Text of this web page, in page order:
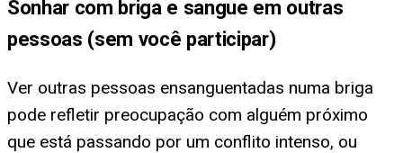
Sonhar com briga e sangue em outras
pessoas (sem você participar)
Ver outras pessoas ensanguentadas numa briga
pode refletir preocupação com alguém próximo
que está passando por um conflito intenso, ou